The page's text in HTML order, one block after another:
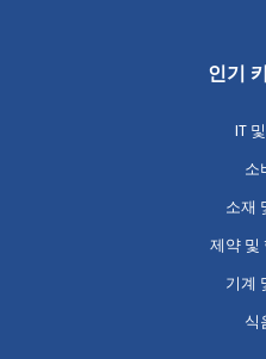
인기
IT
소
소재
제약 및
기계
식